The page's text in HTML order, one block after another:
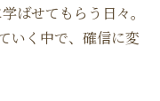
ばせてもらう日々。
いく中で、確信に変